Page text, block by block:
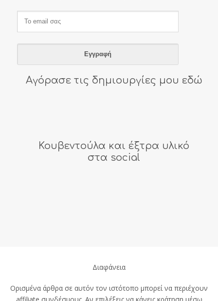
Αγόρασε τις δημιουργίες μου εδώ
Κουβεντούλα και έξτρα υλικό
στα social
Διαφάνεια
Ορισμένα άρθρα σε αυτόν τον ιστότοπο μπορεί να περιέχουν